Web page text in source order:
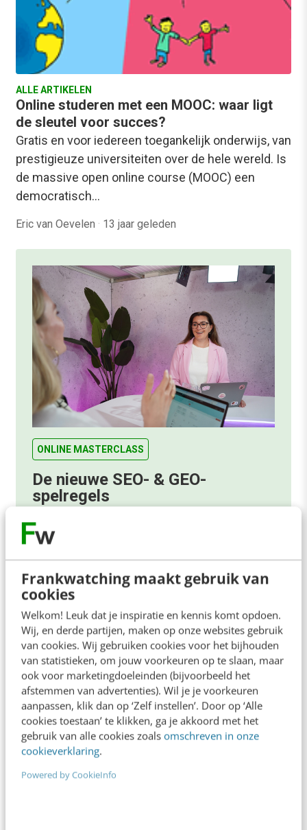
Frankwatching maakt gebruik van
cookies
Welkom! Leuk dat je inspiratie en kennis komt opdoen.
Wij, en derde partijen, maken op onze websites gebruik
van cookies. Wij gebruiken cookies voor het bijhouden
van statistieken, om jouw voorkeuren op te slaan, maar
ook voor marketingdoeleinden (bijvoorbeeld het
afstemmen van advertenties). Wil je je voorkeuren
aanpassen, klik dan op ‘Zelf instellen’. Door op ‘Alle
cookies toestaan’ te klikken, ga je akkoord met het
gebruik van alle cookies zoals omschreven in onze
cookieverklaring.
Powered by CookieInfo
ALLE ARTIKELEN
Online studeren met een MOOC: waar ligt
de sleutel voor succes?
Gratis en voor iedereen toegankelijk onderwijs, van
prestigieuze universiteiten over de hele wereld. Is
de massive open online course (MOOC) een
democratisch…
Eric van Oevelen · 13 jaar geleden
ONLINE MASTERCLASS
De nieuwe SEO- & GEO-
spelregels
In 2,5 uur van Google-first naar AI-first: zo wordt je
content beter gevonden. Schrijf je in en bekijk
Meer weten